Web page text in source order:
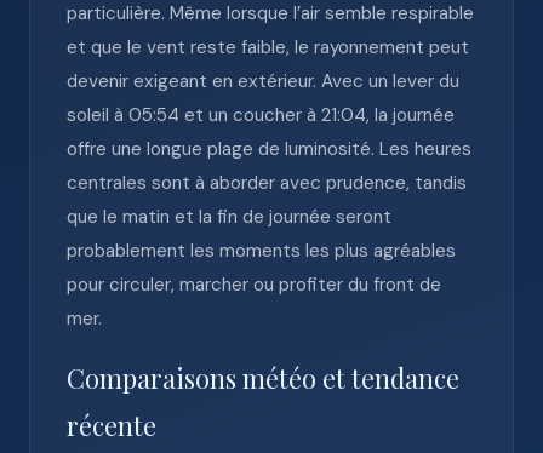
particulière. Même lorsque l’air semble respirable
et que le vent reste faible, le rayonnement peut
devenir exigeant en extérieur. Avec un lever du
soleil à 05:54 et un coucher à 21:04, la journée
offre une longue plage de luminosité. Les heures
centrales sont à aborder avec prudence, tandis
que le matin et la fin de journée seront
probablement les moments les plus agréables
pour circuler, marcher ou profiter du front de
mer.
Comparaisons météo et tendance
récente